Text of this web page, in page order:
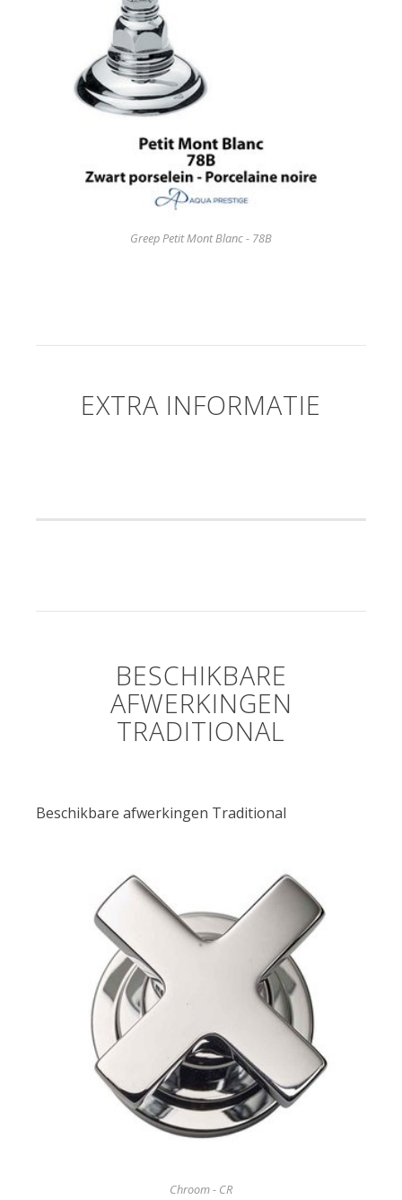
Greep Petit Mont Blanc - 78B
EXTRA INFORMATIE
BESCHIKBARE
AFWERKINGEN
TRADITIONAL
Beschikbare afwerkingen Traditional
Chroom - CR